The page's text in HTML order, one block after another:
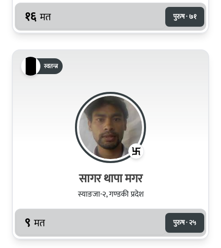
१६ मत पुरुष · ७१
स्वतन्त्र
सागर थापा मगर
स्याङजा-२, गण्डकी प्रदेश
९ मत पुरुष · २५